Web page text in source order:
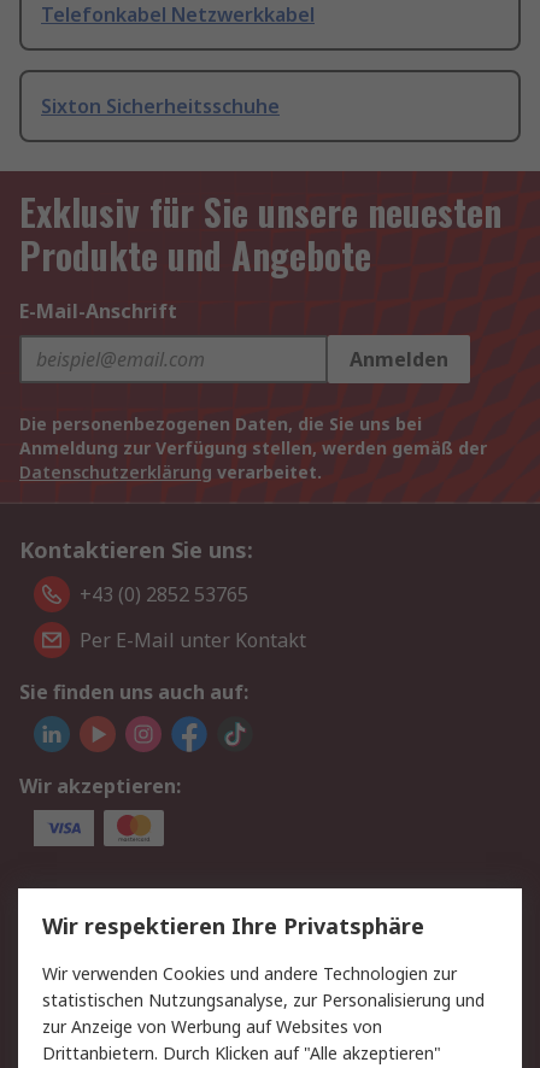
Telefonkabel Netzwerkkabel
Sixton Sicherheitsschuhe
Exklusiv für Sie unsere neuesten
Produkte und Angebote
E-Mail-Anschrift
Anmelden
Die personenbezogenen Daten, die Sie uns bei
Anmeldung zur Verfügung stellen, werden gemäß der
Datenschutzerklärung verarbeitet.
Kontaktieren Sie uns:
+43 (0) 2852 53765
Per E-Mail unter Kontakt
Sie finden uns auch auf:
Wir akzeptieren:
Service
Value Added Services
Lieferlösungen
Rücksendung/Entsorgung Kontakt
Hilfe
Wir respektieren Ihre Privatsphäre
Wir verwenden Cookies und andere Technologien zur
statistischen Nutzungsanalyse, zur Personalisierung und
zur Anzeige von Werbung auf Websites von
Drittanbietern. Durch Klicken auf "Alle akzeptieren"